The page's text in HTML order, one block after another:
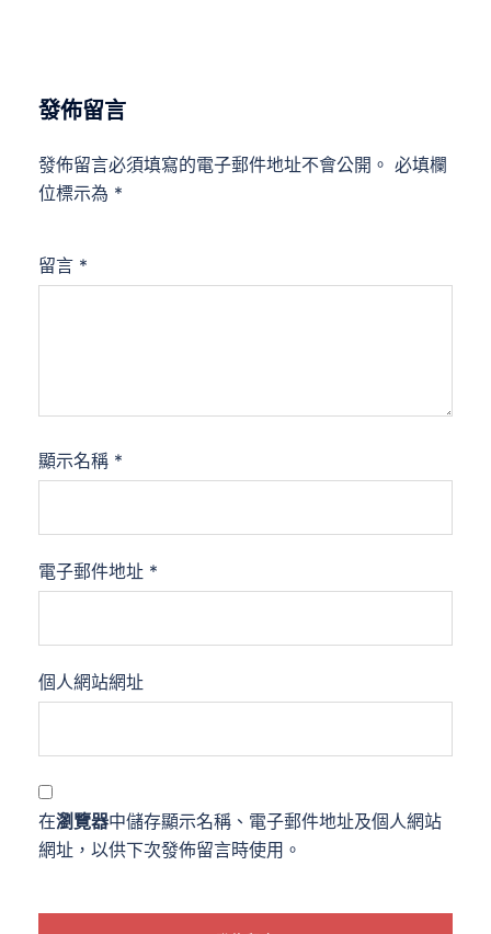
發佈留言
發佈留言必須填寫的電子郵件地址不會公開。 必填欄
位標示為 *
留言 *
顯示名稱 *
電子郵件地址 *
個人網站網址
在瀏覽器中儲存顯示名稱、電子郵件地址及個人網站
網址，以供下次發佈留言時使用。